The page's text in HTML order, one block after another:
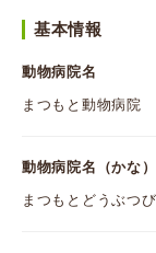
基本情報
動物病院名
まつもと動物病院
動物病院名（かな）
まつもとどうぶつ